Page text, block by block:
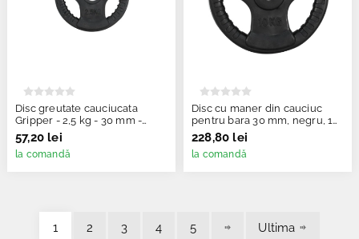
Disc greutate cauciucata
Gripper - 2,5 kg - 30 mm -
negru
57,20 lei
la comandă
Disc cu maner din cauciuc
pentru bara 30 mm, negru, 10
kg
228,80 lei
la comandă
1 2 3 4 5 Ultima